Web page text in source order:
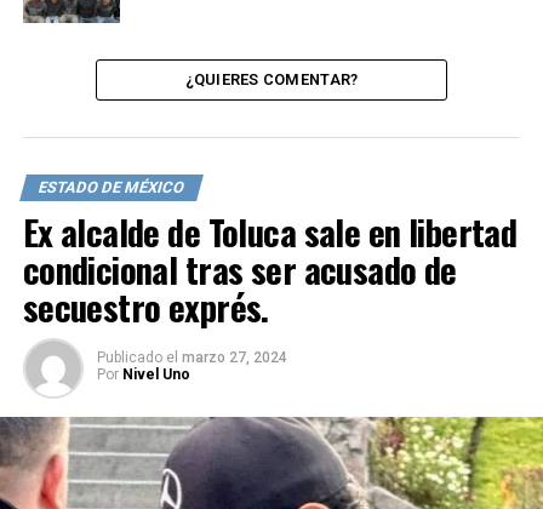
¿QUIERES COMENTAR?
ESTADO DE MÉXICO
Ex alcalde de Toluca sale en libertad
condicional tras ser acusado de
secuestro exprés.
Publicado el marzo 27, 2024
Por Nivel Uno